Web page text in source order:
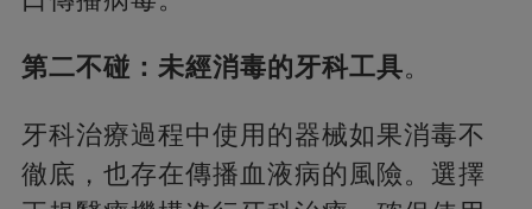
第二不碰：未經消毒的牙科工具。
牙科治療過程中使用的器械如果消毒不
徹底，也存在傳播血液病的風險。選擇